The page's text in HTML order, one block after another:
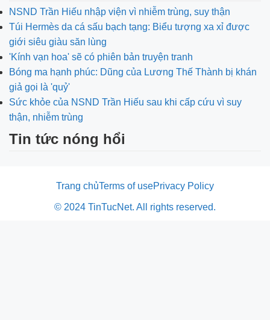
NSND Trần Hiếu nhập viện vì nhiễm trùng, suy thận
Túi Hermès da cá sấu bạch tạng: Biểu tượng xa xỉ được
giới siêu giàu săn lùng
'Kính vạn hoa' sẽ có phiên bản truyện tranh
Bóng ma hạnh phúc: Dũng của Lương Thế Thành bị khán
giả gọi là 'quỷ'
Sức khỏe của NSND Trần Hiếu sau khi cấp cứu vì suy
thận, nhiễm trùng
Tin tức nóng hổi
Trang chủTerms of usePrivacy Policy
© 2024 TinTucNet. All rights reserved.